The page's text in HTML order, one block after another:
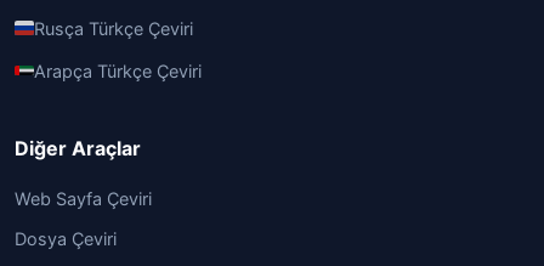
Rusça Türkçe Çeviri
Arapça Türkçe Çeviri
Diğer Araçlar
Web Sayfa Çeviri
Dosya Çeviri